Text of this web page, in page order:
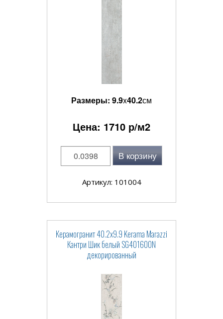
Размеры: 9.9x40.2см
Цена: 1710 р/м2
В корзину
Артикул: 101004
Керамогранит 40.2x9.9 Kerama Marazzi
Кантри Шик белый SG401600N
декорированный